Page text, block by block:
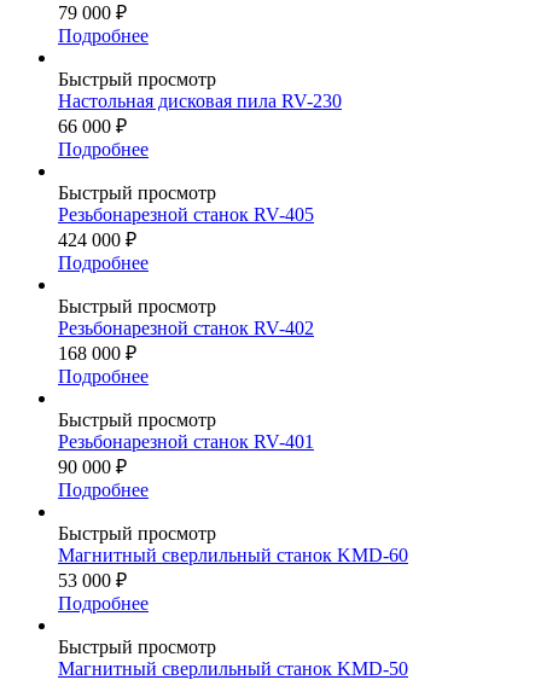
79 000 ₽
Подробнее
Быстрый просмотр
Настольная дисковая пила RV-230
66 000 ₽
Подробнее
Быстрый просмотр
Резьбонарезной станок RV-405
424 000 ₽
Подробнее
Быстрый просмотр
Резьбонарезной станок RV-402
168 000 ₽
Подробнее
Быстрый просмотр
Резьбонарезной станок RV-401
90 000 ₽
Подробнее
Быстрый просмотр
Магнитный сверлильный станок KMD-60
53 000 ₽
Подробнее
Быстрый просмотр
Магнитный сверлильный станок KMD-50